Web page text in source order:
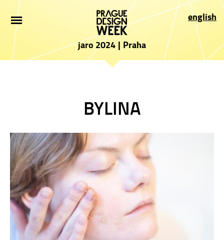
english
jaro 2024 | Praha
BYLINA
ÚVOD
NOVINKY
PRO NÁVŠTĚVNÍKY
PARTNEŘI
PŘIHLÁŠKA
PRESS
O AKCI
E-SHOP